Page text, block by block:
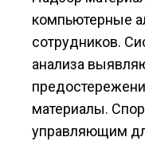
компьютерные
сотрудников.
анализа
материалы.
управляющим